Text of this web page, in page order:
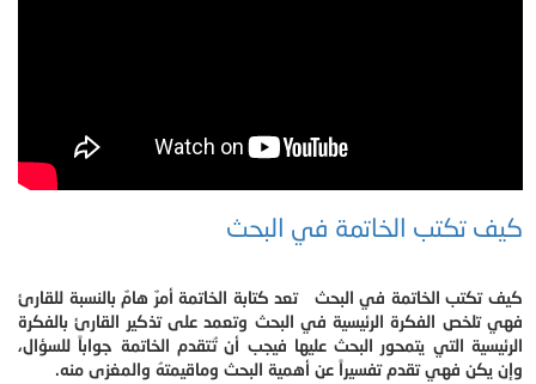
كيف تكتب الخاتمة في البحث
كيف تكتب الخاتمة في البحث تعد كتابة الخاتمة أمرٌ هامٌ بالنسبة للقارئ
فهي تلخص الفكرة الرئيسية في البحث وتعمد على تذكير القارئ بالفكرة
الرئيسية التي يتمحور البحث عليها فيجب أن تُتقدم الخاتمة جواباً للسؤال،
وإن يكن فهي تقدم تفسيراً عن أهمية البحث وماقيمتهُ والمغزى منه.